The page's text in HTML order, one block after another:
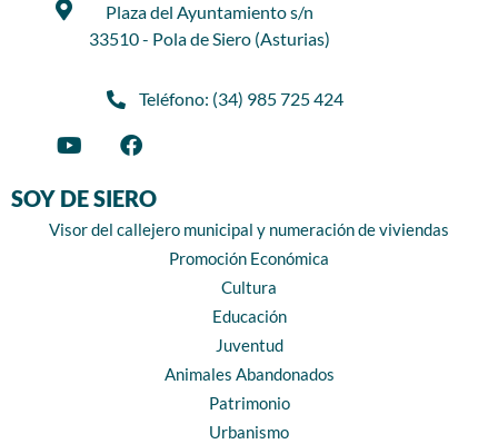
Plaza del Ayuntamiento s/n
33510 - Pola de Siero (Asturias)
Teléfono: (34) 985 725 424
SOY DE SIERO
Visor del callejero municipal y numeración de viviendas
Promoción Económica
Cultura
Educación
Juventud
Animales Abandonados
Patrimonio
Urbanismo